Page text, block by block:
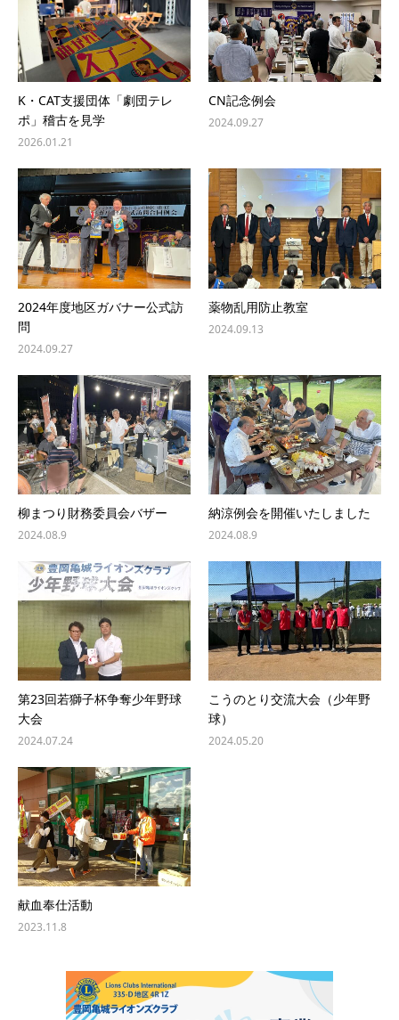
K・CAT支援団体「劇団テレ
ポ」稽古を見学
2026.01.21
CN記念例会
2024.09.27
2024年度地区ガバナー公式訪
問
2024.09.27
薬物乱用防止教室
2024.09.13
柳まつり財務委員会バザー
2024.08.9
納涼例会を開催いたしました
2024.08.9
第23回若獅子杯争奪少年野球
大会
2024.07.24
こうのとり交流大会（少年野
球）
2024.05.20
献血奉仕活動
2023.11.8